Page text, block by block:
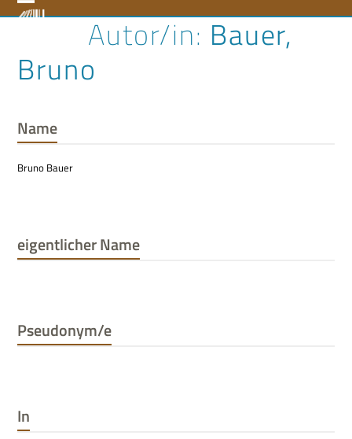
to Open
menu
Close
menu
Bauer,
Bruno
Name
Bruno Bauer
eigentlicher Name
Pseudonym/e
In